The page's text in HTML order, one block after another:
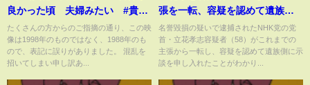
良かった頃 夫婦みたい #貴重
映像 #みぽりん #トシちゃん
#80年代アイドル #ザ・ベストテ
ン #世界中の誰よりきっと #８０
たくさんの方からのご指摘の通り、この映
像は1998年のものではなく、1988年のも
ので、表記に誤りがありました。 混乱を
招いてしまい申し訳あ...
張を一転、容疑を認めて遺族側
に示談を申し入れ 遺族側は拒
否
名誉毀損の疑いで逮捕されたNHK党の党
首・立花孝志容疑者（58）がこれまでの
主張から一転し、容疑を認めて遺族側に示
談を申し入れたことがわかり...